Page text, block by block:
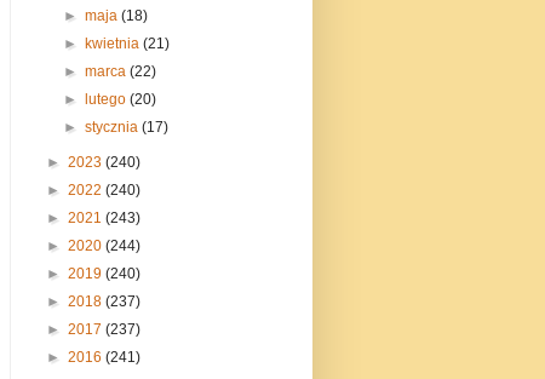
►maja(18)
►kwietnia(21)
►marca(22)
►lutego(20)
►stycznia(17)
► 2023 (240)
► 2022 (240)
► 2021 (243)
► 2020 (244)
► 2019 (240)
► 2018 (237)
► 2017 (237)
► 2016 (241)